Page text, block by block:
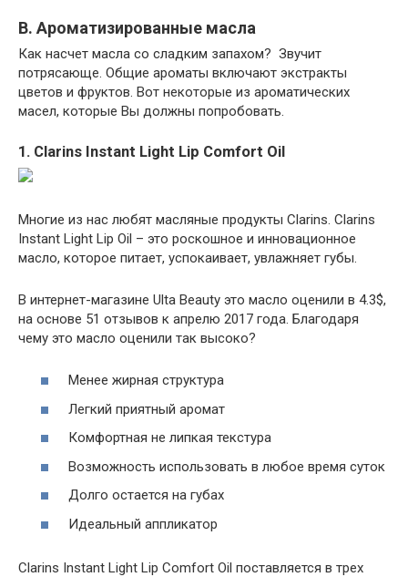
В. Ароматизированные масла
Как насчет масла со сладким запахом? Звучит
потрясающе. Общие ароматы включают экстракты
цветов и фруктов. Вот некоторые из ароматических
масел, которые Вы должны попробовать.
1. Clarins Instant Light Lip Comfort Oil
Многие из нас любят масляные продукты Clarins. Clarins
Instant Light Lip Oil – это роскошное и инновационное
масло, которое питает, успокаивает, увлажняет губы.
В интернет-магазине Ulta Beauty это масло оценили в 4.3$,
на основе 51 отзывов к апрелю 2017 года. Благодаря
чему это масло оценили так высоко?
Менее жирная структура
Легкий приятный аромат
Комфортная не липкая текстура
Возможность использовать в любое время суток
Долго остается на губах
Идеальный аппликатор
Clarins Instant Light Lip Comfort Oil поставляется в трех